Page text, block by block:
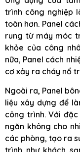
trình công nghiệp
toàn hơn. Panel
rung từ máy móc
khỏe của công
nữa, Panel cách
cơ xảy ra cháy nổ
Ngoài ra, Panel
liệu xây dựng để
công trình. Với
ngăn không cho
các phòng, tạo ra
trình như khách